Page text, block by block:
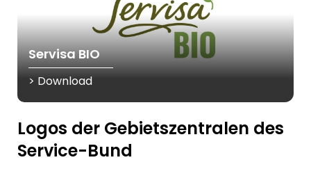
Servisa BIO
> Download
Logos der Gebietszentralen des
Service-Bund